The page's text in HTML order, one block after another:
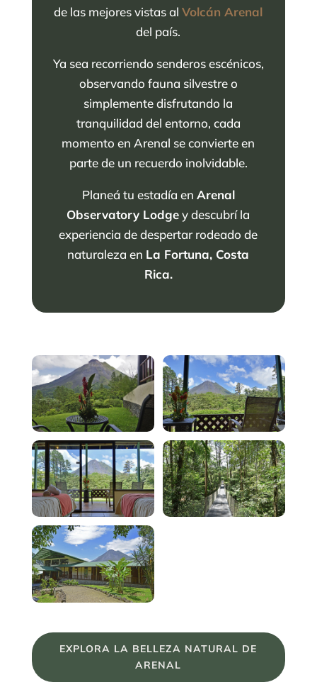
de las mejores vistas alVolcán Arenal
del país.
Ya sea recorriendo senderos escénicos,
observando fauna silvestre o
simplemente disfrutando la
tranquilidad del entorno, cada
momento en Arenal se convierte en
parte de un recuerdo inolvidable.
Planeá tu estadía en Arenal
Observatory Lodgey descubrí la
experiencia de despertar rodeado de
naturaleza en La Fortuna, Costa
Rica.
EXPLORA LA BELLEZA NATURAL DE
ARENAL